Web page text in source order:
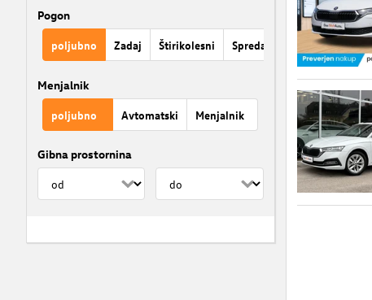
Pogon
poljubno Zadaj Štirikolesni Spredaj
Menjalnik
poljubno Avtomatski Menjalnik
Gibna prostornina